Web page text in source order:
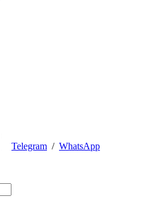
Telegram / WhatsApp